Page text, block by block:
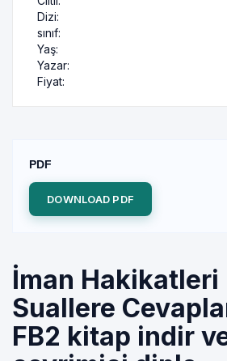
Dizi:
sınıf:
Yaş:
Yazar:
Fiyat:
PDF
DOWNLOAD PDF
İman Hakikatleri
Suallere
FB2 kitap indir